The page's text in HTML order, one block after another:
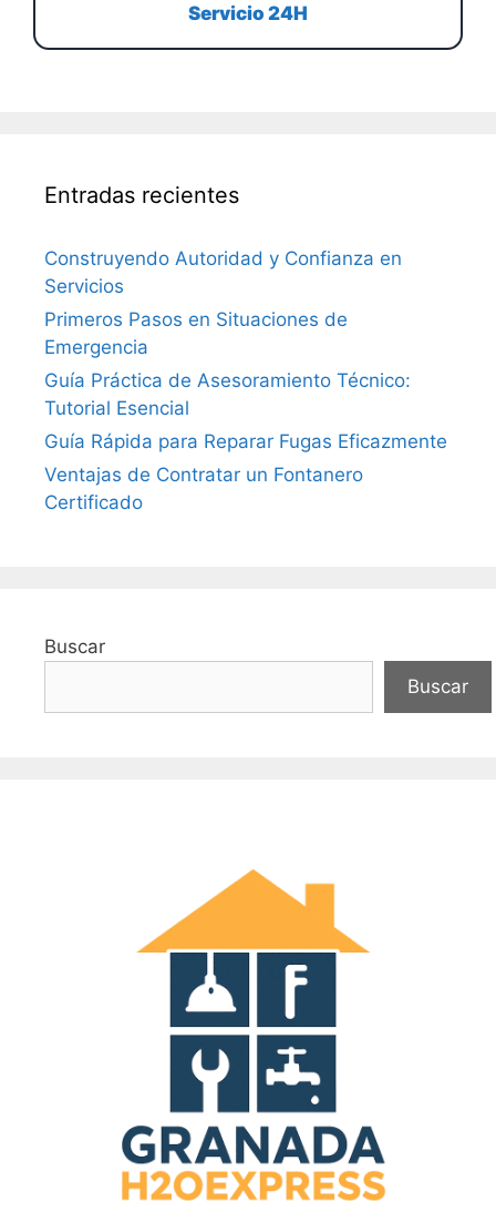
Servicio 24H
Entradas recientes
Construyendo Autoridad y Confianza en
Servicios
Primeros Pasos en Situaciones de
Emergencia
Guía Práctica de Asesoramiento Técnico:
Tutorial Esencial
Guía Rápida para Reparar Fugas Eficazmente
Ventajas de Contratar un Fontanero
Certificado
Buscar
Buscar